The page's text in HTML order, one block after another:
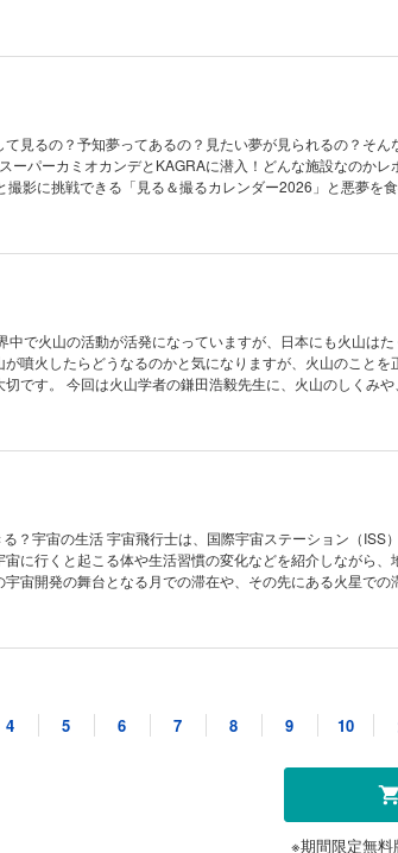
つ ［特集］書くことの技術 みんなで描こう！ KoKa黒板
表彰式リポート 電気で学ぼうSDGs 赤外光を利用して
る！ トッポとチィのひまつぶし実験室 なぜ？ なぜ？ どうし
まれる!? の巻 たくさん知って、もっと会いたくなる 動物
NEST LAB.での挑戦 「好き」を究めた研究が未来を拓
洋地球研究船「みらい」の最後の北極公開に潜入！ 読者
ンダー 宇宙はドラマチック！ 星団とガス星雲、偶然の出
重山の環境に学ぶ「理科教育」とは？ コカネットFUN！ す
第25話 冬に植物が凍らないのはナゼ？ KoKaひろば ま
アー12 雪国は大変!? ［別冊付録］さまざまな形に注目し
見るの？予知夢ってあるの？見たい夢が見られるの？そん
ーパーカミオカンデとKAGRAに潜入！どんな施設なのかレ
撮影に挑戦できる「見る＆撮るカレンダー2026」と悪夢を
夢のふしぎ スーパーカミオカンデとKAGRAにKoKa編集
を支えるMEDI-Papyrusがスゴい！ おうちや教室ですぐで
？ どうして？ ビーカーくんがゆく ビーカーくん、レーザ
口志文先生interview 世界の不思議な植物 野生のバニラ た
トロング 読者の写真コンテスト こんなの撮れた！ ポケ
世紀、ティコが見た星は？ 錯覚道 ピンナ錯視（実践編）
使い方紹介） 学校でも塾でも教えてくれない！生き残る技
側科学教室 第24話 たくさん寝ても眠いのはナゼ？
ステリーツアー11 西高東低と冬の風邪 ［とじ込み付録］
［別冊付録］2026年は観察＆撮影にチャレンジしよう！ 見る
で火山の活動が活発になっていますが、日本にも火山はた
噴火したらどうなるのかと気になりますが、火山のことを
です。 今回は火山学者の鎌田浩毅先生に、火山のしくみや
紹介しています。 ★【特集】知っているようで
があって、いろいろな形をしています。しっぽはどのよう
がありませんが、実は「しっぽを失くした」そうなのです
ちで飾りつけよ
！
知らない!? しっぽのヒミツ コカプレ！ 電気で学ぼう
テム おうちや教室ですぐできる！ トッポとチィのひまつぶ
形になる！ AkaDakoものづくりラボ 第5回 カイロの温度が
米 めざせ！ マスマジシャン カレンダー足し算マジック
ャラで飾りつけ！ KoKaクリスマスリース わくわく理科授
宇宙の生活 宇宙飛行士は、国際宇宙ステーション（ISS
に行くと起こる体や生活習慣の変化などを紹介しながら、
宙開発の舞台となる月での滞在や、その先にある火星での
れたり、算数に強くなるといったところも注目されている
の生活 最強の頭脳スポーツ 麻雀をやってみよう！ [新連
る!? の巻 トコトンチャレンジ2025 受賞者×パートナー企業
くさん知って、もっと会いたくなる 動物園の動物 ラク
ジャンケンカツト 宇宙はドラマチック！ 似ているようで似
（実践編） 学校でも塾でも教えてくれない！生き残る技
ステリー 公園を散歩すると見かけたり、食卓にもよく並ぶ
「年縞」とは縞模様を保ったまま積み重ねられた泥の地層
月湖と年縞博物館に伺って年縞を見てきました！ 過去の気
考える上でも参考になります。みなさんも一緒に考えてみ
4 5 6 7 8 9 10
※期間限定無